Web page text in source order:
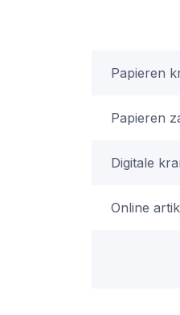
Papieren
Papieren
Digitale
Online